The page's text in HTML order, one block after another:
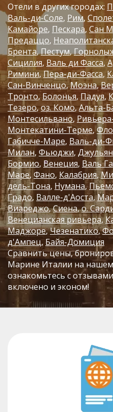
Отели в других городах:
Валь-ди-Соле Рим
Камайоре Пескара Сан
Предаццо
Брента Пестум
Сицилия Валь ди Фасса
Римини Пера-ди-Фасса
Сан-Винченцо Моэна
Тронто Болонья Падуя
Тезеро оз. Комо Альта-
Монтесильвано
Монтекатини-Терме
Габичче-Маре Валь-ди-
Милан Фьюджи
Бормио Венеция Валь
Маре Фано Калабрия
дель-Тона Нумана
Градо Валле-д'Аоста
Виареджо Сиена о.
Венецианская ривьера
Маджоре Чезенатико
д'Ампец Байя-Домиция
Сравнить цены,
Марине Италии на нашем
ознакомьтесь с
включено и эконом!